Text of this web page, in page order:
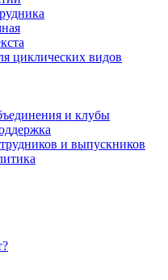
циклических видов
и клубы
и выпускников